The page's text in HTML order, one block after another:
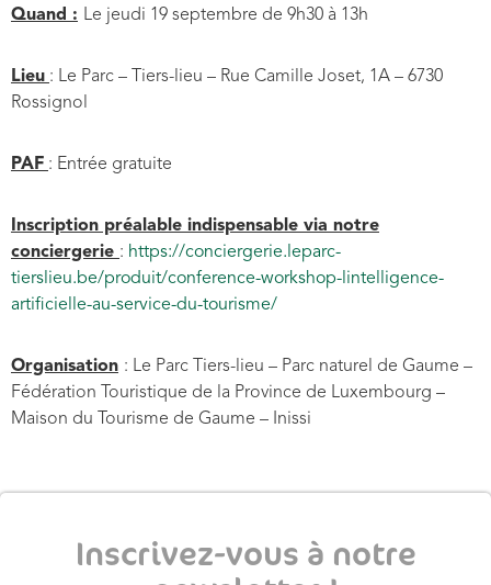
Quand : Le jeudi 19 septembre de 9h30 à 13h
Lieu : Le Parc – Tiers-lieu – Rue Camille Joset, 1A – 6730
Rossignol
PAF : Entrée gratuite
Inscription préalable indispensable via notre
conciergerie : https://conciergerie.leparc-
tierslieu.be/produit/conference-workshop-lintelligence-
artificielle-au-service-du-tourisme/
Organisation : Le Parc Tiers-lieu – Parc naturel de Gaume –
Fédération Touristique de la Province de Luxembourg –
Maison du Tourisme de Gaume – Inissi
Inscrivez-vous à notre